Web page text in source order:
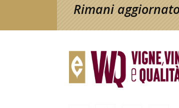
Rimani